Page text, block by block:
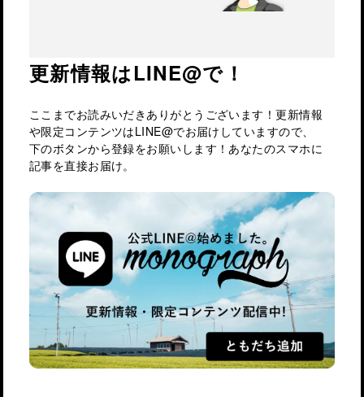
更新情報はLINE@で！
ここまでお読みいだきありがとうございます！更新情報
や限定コンテンツはLINE@でお届けしていますので、
下のボタンから登録をお願いします！あなたのスマホに
記事を直接お届け。